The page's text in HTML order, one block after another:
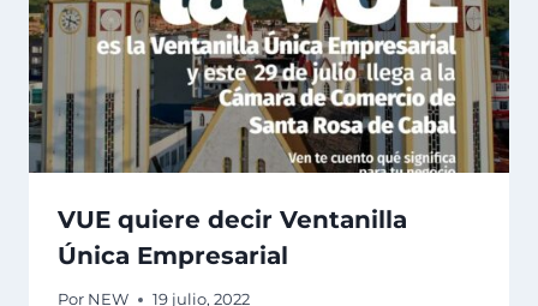
VUE quiere decir Ventanilla
Única Empresarial
Por NEW 19 julio, 2022